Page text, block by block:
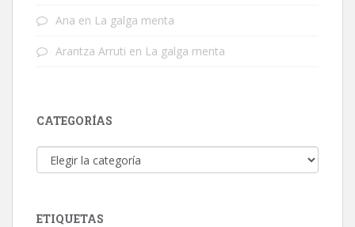
Ana en La galga menta
Arantza Arruti en La galga menta
CATEGORÍAS
Categorías
ETIQUETAS